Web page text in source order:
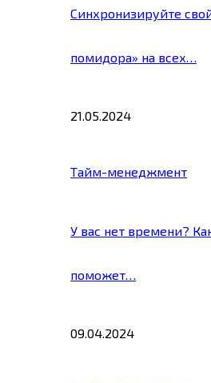
Синхронизируйте
помидора» на всех…
21.05.2024
Тайм-менеджмент
У вас нет времени?
поможет…
09.04.2024